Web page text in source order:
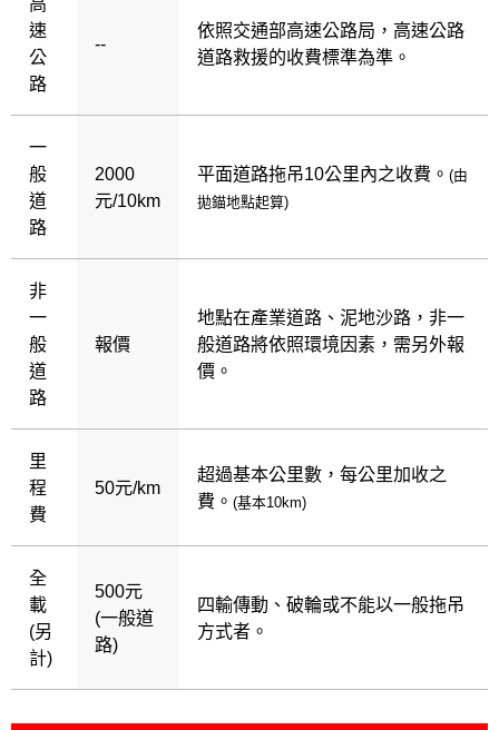
速
公
路
--
依照交通部高速公路局，高速公路
道路救援的收費標準為準。
一
般
道
路
2000
元/10km
平面道路拖吊10公里內之收費。(由
拋錨地點起算)
非
一
般
道
路
報價
地點在產業道路、泥地沙路，非一
般道路將依照環境因素，需另外報
價。
里
程
費
50元/km
超過基本公里數，每公里加收之
費。(基本10km)
全
載
(另
計)
500元
(一般道
路)
四輸傳動、破輪或不能以一般拖吊
方式者。